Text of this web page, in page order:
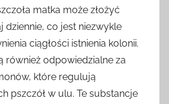
matka może złożyć
dziennie, co jest niezwykle
ciągłości istnienia kolonii.
również odpowiedzialne za
które regulują
pszczół w ulu. Te substancje